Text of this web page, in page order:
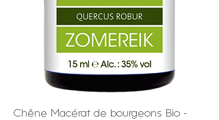
Chêne Macérat de bourgeons Bio -